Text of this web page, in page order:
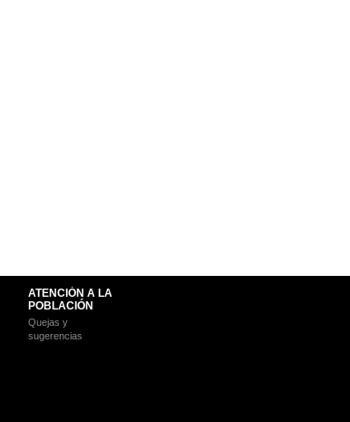
ATENCIÓN A LA
POBLACIÓN
Quejas y
sugerencias